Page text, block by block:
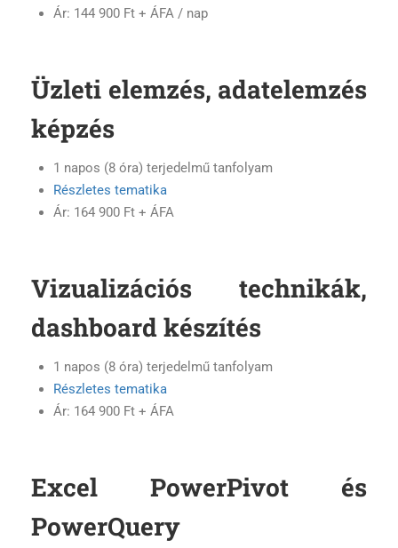
Ár: 144 900 Ft + ÁFA / nap
Üzleti elemzés, adatelemzés
képzés
1 napos (8 óra) terjedelmű tanfolyam
Részletes tematika
Ár: 164 900 Ft + ÁFA
Vizualizációs technikák,
dashboard készítés
1 napos (8 óra) terjedelmű tanfolyam
Részletes tematika
Ár: 164 900 Ft + ÁFA
Excel PowerPivot és
PowerQuery